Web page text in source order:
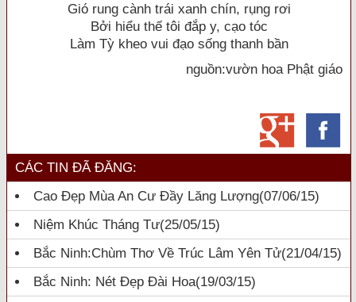
Gió rung cành trái xanh chín, rụng rơi
Bởi hiểu thế tôi đắp y, cạo tóc
Làm Tỳ kheo vui đạo sống thanh bần
nguồn:vườn hoa Phật giáo
CÁC TIN ĐÃ ĐĂNG:
Cao Đẹp Mùa An Cư Đầy Lăng Lượng(07/06/15)
Niệm Khúc Tháng Tư(25/05/15)
Bắc Ninh:Chùm Thơ Về Trúc Lâm Yên Tử(21/04/15)
Bắc Ninh: Nét Đẹp Đài Hoa(19/03/15)